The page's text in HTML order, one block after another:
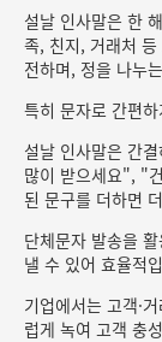
설날 인사말은 한
족, 친지, 거래처
전하며, 정을 나누
특히 문자로 간편
설날 인사말은 간
많이 받으세요", "
된 문구를 더하면
단체문자 발송을
낼 수 있어 효율적
기업에서는 고객·
럽게 녹여 고객 충